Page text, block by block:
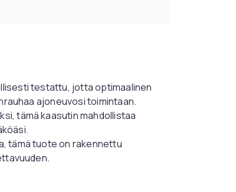
testattu, jotta optimaalinen
ajoneuvosi toimintaan.
tämä kaasutin mahdollistaa
tämä tuote on rakennettu